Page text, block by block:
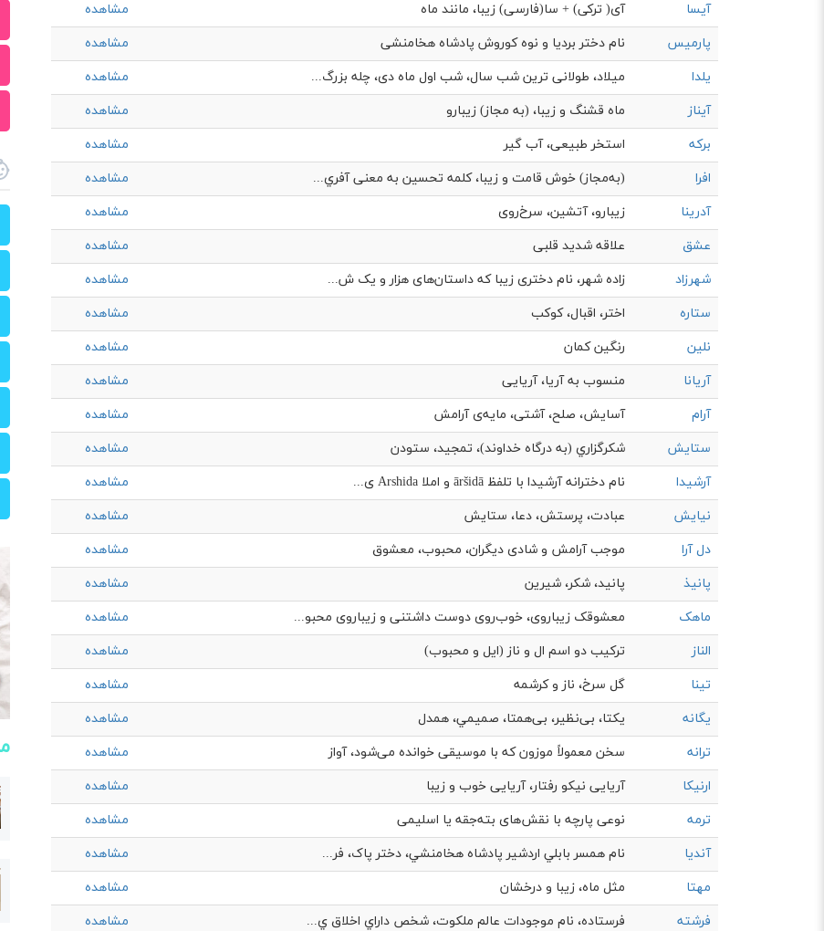
آیسا
آی( ترکی) + سا(فارسی) زیبا، مانند ماه
مشاهده
پارمیس
نام دختر بردیا و نوه کوروش پادشاه هخامنشی
مشاهده
یلدا
میلاد، طولانی ترین شب سال، شب اول ماه دی، چله بزرگ...
مشاهده
آیناز
ماه قشنگ و زيبا، (به مجاز) زيبارو
مشاهده
برکه
استخر طبیعی، آب گیر
مشاهده
افرا
(به‌مجاز) خوش قامت و زیبا، كلمه تحسين به معنی آفري...
مشاهده
آدرینا
زیبارو، آتشین، سرخ‌روی
مشاهده
عشق
علاقه شدید قلبی
مشاهده
شهرزاد
زاده شهر، نام دختری زیبا که داستان‌های هزار و یک ش...
مشاهده
ستاره
اختر، اقبال، کوکب
مشاهده
نلین
رنگین کمان
مشاهده
آریانا
منسوب به آریا، آریایی
مشاهده
آرام
آسايش، صلح، آشتی، مايه‌ی آرامش
مشاهده
ستایش
شكرگزاري (به درگاه خداوند)، تمجید، ستودن
مشاهده
آرشیدا
نام دخترانه آرشیدا با تلفظ āršidā و املا Arshida ی...
مشاهده
نیایش
عبادت، پرستش، دعا، ستایش
مشاهده
دل آرا
موجب آرامش و شادی دیگران، محبوب، معشوق
مشاهده
پانیذ
پانید، شکر، شیرین
مشاهده
ماهک
معشوقک زیباروی، خوب‌روی دوست داشتنی و زیباروی محبو...
مشاهده
الناز
ترکیب دو اسم ال و ناز (ایل و محبوب)
مشاهده
تینا
گل سرخ، ناز و کرشمه
مشاهده
یگانه
یکتا، بی‌نظیر، بی‌همتا، صميمي، همدل
مشاهده
ترانه
سخن معمولاً موزون که با موسیقی خوانده می‌شود، آواز
مشاهده
ارنیکا
آريايی نيكو رفتار، آريايی خوب و زيبا
مشاهده
ترمه
نوعی پارچه با نقش‌های بته‌جقه یا اسلیمی
مشاهده
آندیا
نام همسر بابلي اردشير پادشاه هخامنشي، دختر پاک، فر...
مشاهده
مهتا
مثل ماه، زیبا و درخشان
مشاهده
فرشته
فرستاده، نام موجودات عالم ملکوت، شخص داراي اخلاق ي...
مشاهده